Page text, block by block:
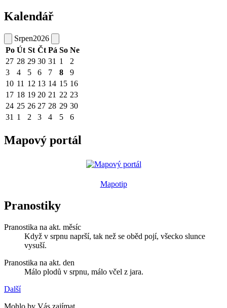
Kalendář
Srpen2026
Po Út St Čt Pá So Ne
27 28 29 30 31 1
2
3
4 5 6 7 8
9
10 11 12 13 14 15 16
17 18 19 20 21 22 23
24 25 26 27 28 29 30
31 1 2 3 4 5 6
Mapový portál
Mapotip
Pranostiky
Pranostika na akt. měsíc
Když v srpnu naprší, tak než se oběd pojí, všecko slunce
vysuší.
Pranostika na akt. den
Málo plodů v srpnu, málo včel z jara.
Další
Mohlo by Vás zajímat